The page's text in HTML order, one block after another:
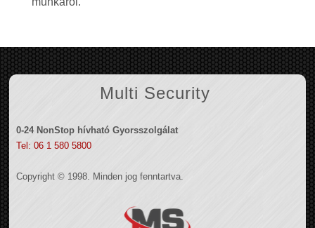
Multi Security
0-24 NonStop hívható Gyorsszolgálat
Tel: 06 1 580 5800
Copyright © 1998. Minden jog fenntartva.